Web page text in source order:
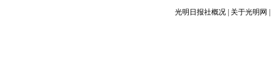
光明日报社概况 关于光明网